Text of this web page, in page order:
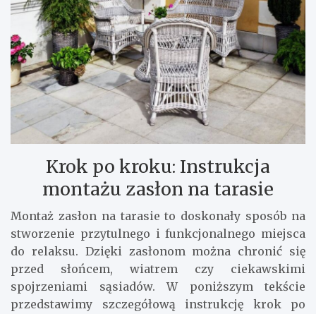
Krok po kroku: Instrukcja
montażu zasłon na tarasie
Montaż zasłon na tarasie to doskonały sposób na
stworzenie przytulnego i funkcjonalnego miejsca
do relaksu. Dzięki zasłonom można chronić się
przed słońcem, wiatrem czy ciekawskimi
spojrzeniami sąsiadów. W poniższym tekście
przedstawimy szczegółową instrukcję krok po